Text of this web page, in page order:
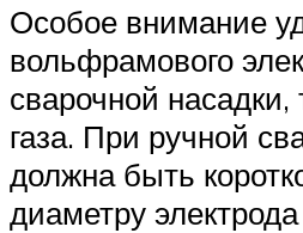
Особое внимание
вольфрамового
сварочной насадки,
газа. При ручной
должна быть
диаметру электрода